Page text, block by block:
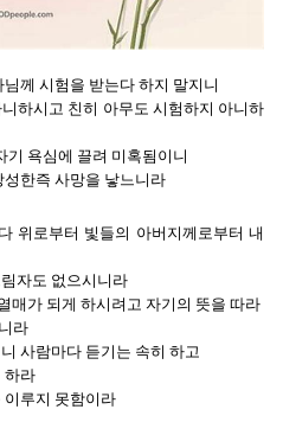
께 시험을 받는다 하지 말지니
하시고 친히 아무도 시험하지 아니하
기 욕심에 끌려 미혹됨이니
한즉 사망을 낳느니라
위로부터 빛들의 아버지께로부터 내
자도 없으시니라
매가 되게 하시려고 자기의 뜻을 따라
라
사람마다 듣기는 속히 하고
하라
이루지 못함이라